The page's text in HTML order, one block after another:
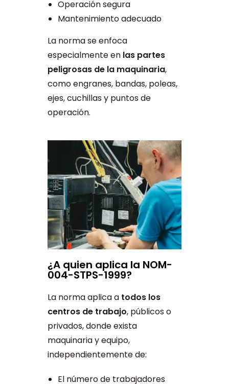
Operación segura
Mantenimiento adecuado
La norma se enfoca
especialmente en las partes
peligrosas de la maquinaria,
como engranes, bandas, poleas,
ejes, cuchillas y puntos de
operación.
¿A quien aplica la NOM-
004-STPS-1999?
La norma aplica a todos los
centros de trabajo, públicos o
privados, donde exista
maquinaria y equipo,
independientemente de:
El número de trabajadores